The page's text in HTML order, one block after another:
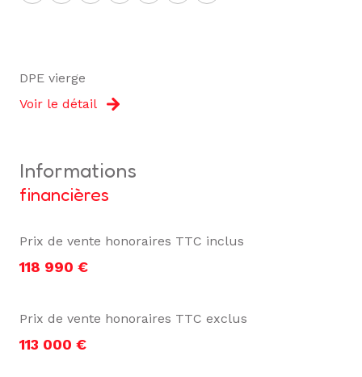
DPE vierge
Voir le détail
informations
financières
Prix de vente honoraires TTC inclus
118 990 €
Prix de vente honoraires TTC exclus
113 000 €